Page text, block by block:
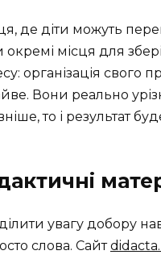
де діти можуть
окремі місця для
організація свого
Вони реально
то і результат
увагу добору
слова. Сайт